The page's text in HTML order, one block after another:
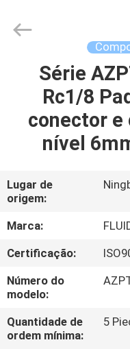
CASA
PRODUTOS
SOBRE
NÓS
EXCURSÃO
DA
FÁBRICA
FLUID
AUTOMATIC
Série
Rc1/8
conector e
nível
Lugar de
origem:
Marca:
Certificação:
Número do
modelo:
Quantidade de
ordem mínima:
5